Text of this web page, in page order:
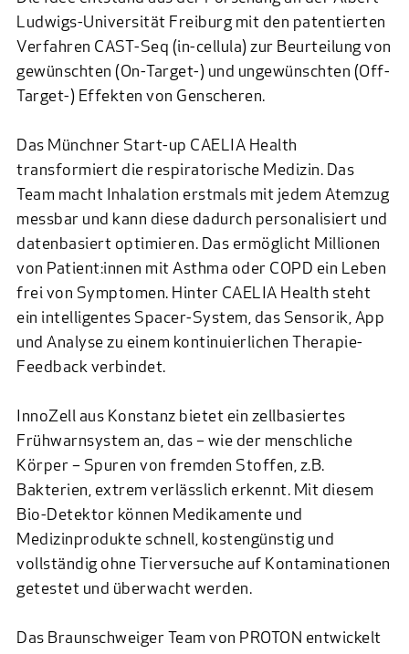
Ludwigs-Universität Freiburg mit den patentierten
Verfahren CAST-Seq (in-cellula) zur Beurteilung von
gewünschten (On-Target-) und ungewünschten (Off-
Target-) Effekten von Genscheren.
Das Münchner Start-up CAELIA Health
transformiert die respiratorische Medizin. Das
Team macht Inhalation erstmals mit jedem Atemzug
messbar und kann diese dadurch personalisiert und
datenbasiert optimieren. Das ermöglicht Millionen
von Patient:innen mit Asthma oder COPD ein Leben
frei von Symptomen. Hinter CAELIA Health steht
ein intelligentes Spacer-System, das Sensorik, App
und Analyse zu einem kontinuierlichen Therapie-
Feedback verbindet.
InnoZell aus Konstanz bietet ein zellbasiertes
Frühwarnsystem an, das – wie der menschliche
Körper – Spuren von fremden Stoffen, z.B.
Bakterien, extrem verlässlich erkennt. Mit diesem
Bio-Detektor können Medikamente und
Medizinprodukte schnell, kostengünstig und
vollständig ohne Tierversuche auf Kontaminationen
getestet und überwacht werden.
Das Braunschweiger Team von PROTON entwickelt